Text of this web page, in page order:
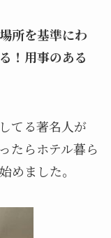
所を基準にわ
！ 用事のある
てる著名人が
たらホテル暮ら
めました。